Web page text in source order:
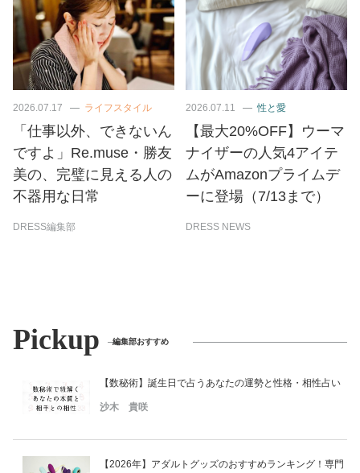
2026.07.17 ライフスタイル
「仕事以外、できないん
ですよ」Re.muse・勝友
美の、完璧に見える人の
不器用な日常
DRESS編集部
2026.07.11 性と愛
【最大20%OFF】ウーマ
ナイザーの人気4アイテ
ムがAmazonプライムデ
ーに登場（7/13まで）
DRESS NEWS
Pickup 編集部おすすめ
【数秘術】誕生日で占うあなたの運勢と性格・相性占い
沙木 貴咲
【2026年】アダルトグッズのおすすめランキング！専門